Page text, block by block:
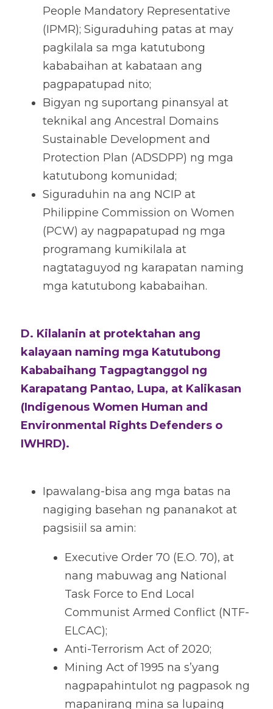
People Mandatory Representative
(IPMR); Siguraduhing patas at may
pagkilala sa mga katutubong
kababaihan at kabataan ang
pagpapatupad nito;
Bigyan ng suportang pinansyal at
teknikal ang Ancestral Domains
Sustainable Development and
Protection Plan (ADSDPP) ng mga
katutubong komunidad;
Siguraduhin na ang NCIP at
Philippine Commission on Women
(PCW) ay nagpapatupad ng mga
programang kumikilala at
nagtataguyod ng karapatan naming
mga katutubong kababaihan.
D. Kilalanin at protektahan ang
kalayaan naming mga Katutubong
Kababaihang Tagpagtanggol ng
Karapatang Pantao, Lupa, at Kalikasan
(Indigenous Women Human and
Environmental Rights Defenders o
IWHRD).
Ipawalang-bisa ang mga batas na
nagiging basehan ng pananakot at
pagsisiil sa amin:
Executive Order 70 (E.O. 70), at
nang mabuwag ang National
Task Force to End Local
Communist Armed Conflict (NTF-
ELCAC);
Anti-Terrorism Act of 2020;
Mining Act of 1995 na s’yang
nagpapahintulot ng pagpasok ng
mapanirang mina sa lupaing